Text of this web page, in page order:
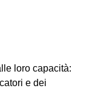
loro capacità:
e dei